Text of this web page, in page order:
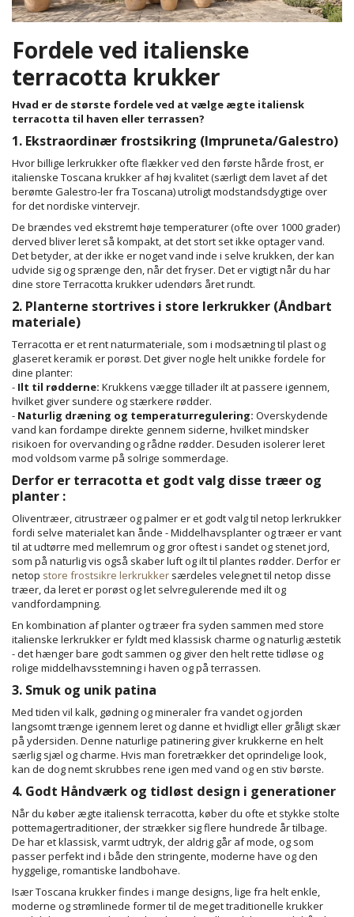
Fordele ved italienske
terracotta krukker
Hvad er de største fordele ved at vælge ægte italiensk
terracotta til haven eller terrassen?
1. Ekstraordinær frostsikring (Impruneta/Galestro)
Hvor billige lerkrukker ofte flækker ved den første hårde frost, er
italienske Toscana krukker af høj kvalitet (særligt dem lavet af det
berømte Galestro-ler fra Toscana) utroligt modstandsdygtige over
for det nordiske vintervejr.
De brændes ved ekstremt høje temperaturer (ofte over 1000 grader)
derved bliver leret så kompakt, at det stort set ikke optager vand.
Det betyder, at der ikke er noget vand inde i selve krukken, der kan
udvide sig og sprænge den, når det fryser. Det er vigtigt når du har
dine store Terracotta krukker udendørs året rundt.
2. Planterne stortrives i store lerkrukker (Åndbart
materiale)
Terracotta er et rent naturmateriale, som i modsætning til plast og
glaseret keramik er porøst. Det giver nogle helt unikke fordele for
dine planter:
- Ilt til rødderne: Krukkens vægge tillader ilt at passere igennem,
hvilket giver sundere og stærkere rødder.
- Naturlig dræning og temperaturregulering: Overskydende
vand kan fordampe direkte gennem siderne, hvilket mindsker
risikoen for overvanding og rådne rødder. Desuden isolerer leret
mod voldsom varme på solrige sommerdage.
Derfor er terracotta et godt valg disse træer og
planter :
Oliventræer, citrustræer og palmer er et godt valg til netop lerkrukker
fordi selve materialet kan ånde - Middelhavsplanter og træer er vant
til at udtørre med mellemrum og gror oftest i sandet og stenet jord,
som på naturlig vis også skaber luft og ilt til plantes rødder. Derfor er
netop store frostsikre lerkrukker særdeles velegnet til netop disse
træer, da leret er porøst og let selvregulerende med ilt og
vandfordampning.
En kombination af planter og træer fra syden sammen med store
italienske lerkrukker er fyldt med klassisk charme og naturlig æstetik
- det hænger bare godt sammen og giver den helt rette tidløse og
rolige middelhavsstemning i haven og på terrassen.
3. Smuk og unik patina
Med tiden vil kalk, gødning og mineraler fra vandet og jorden
langsomt trænge igennem leret og danne et hvidligt eller gråligt skær
på ydersiden. Denne naturlige patinering giver krukkerne en helt
særlig sjæl og charme. Hvis man foretrækker det oprindelige look,
kan de dog nemt skrubbes rene igen med vand og en stiv børste.
4. Godt Håndværk og tidløst design i generationer
Når du køber ægte italiensk terracotta, køber du ofte et stykke stolte
pottemagertraditioner, der strækker sig flere hundrede år tilbage.
De har et klassisk, varmt udtryk, der aldrig går af mode, og som
passer perfekt ind i både den stringente, moderne have og den
hyggelige, romantiske landbohave.
Især Toscana krukker findes i mange designs, lige fra helt enkle,
moderne og strømlinede former til de meget traditionelle krukker